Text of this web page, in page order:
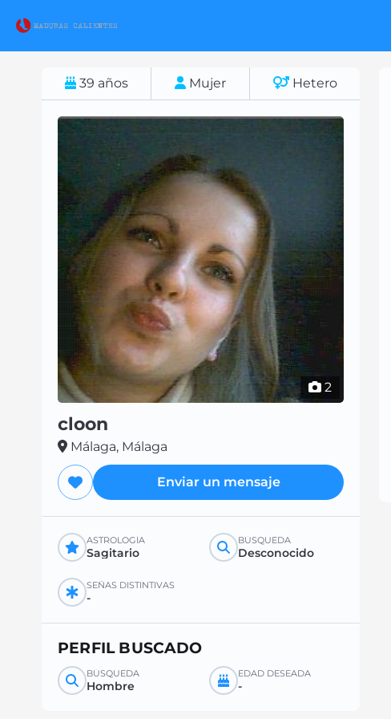
39 años Mujer Hetero
2
cloon
Málaga, Málaga
Enviar un mensaje
ASTROLOGÍA
Sagitario
BÚSQUEDA
Desconocido
SEÑAS DISTINTIVAS
-
PERFIL BUSCADO
BÚSQUEDA
Hombre
EDAD DESEADA
-